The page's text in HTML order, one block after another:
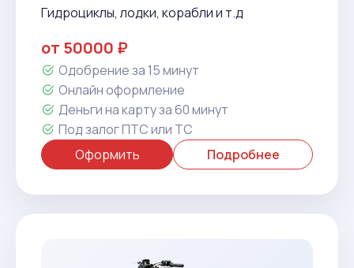
Гидроциклы, лодки, корабли и т.д
от 50000 ₽
Одобрение за 15 минут
Онлайн оформление
Деньги на карту за 60 минут
Под залог ПТС или ТС
Оформить
Подробнее